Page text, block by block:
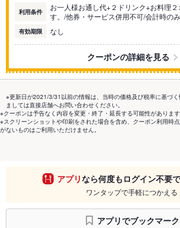
利用条件
お一人様お通し代+２ドリンク+お料理
す。/他券・サービス併用不可/会計時の
有効期限 なし
クーポンの詳細を見る
※更新日が2021/3/31以前の情報は、当時の価格及び税率に基づ
ましては直接店舗へお問い合わせください。
※クーポンは予告なく内容を変更・終了・延長する可能性があります
※スクリーンショットや印刷をされた場合を含め、クーポン利用時
がないものはご利用いただけません。
アプリなら何度もログイン不要
ワンタップで手軽につかえる
アプリでブックマーク